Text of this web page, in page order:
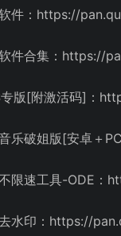
件：https://
件合集：https://
版[附激活码]：
乐破姐版[安卓＋
限速工具-ODE：
水印：https://